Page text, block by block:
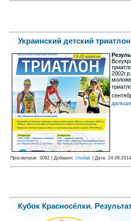
Украинский детский
Просмотров: 3092 Добавил: chudak Дата: 24.08.2014
Кубок Красносёлки.